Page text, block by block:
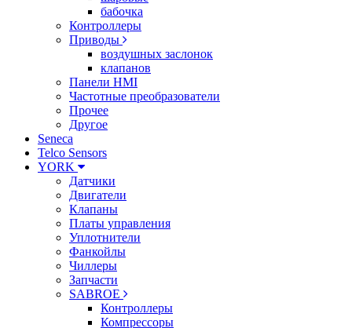
бабочка
Контроллеры
Приводы
воздушных заслонок
клапанов
Панели HMI
Частотные преобразователи
Прочее
Другое
Seneca
Telco Sensors
YORK
Датчики
Двигатели
Клапаны
Платы управления
Уплотнители
Фанкойлы
Чиллеры
Запчасти
SABROE
Контроллеры
Компрессоры